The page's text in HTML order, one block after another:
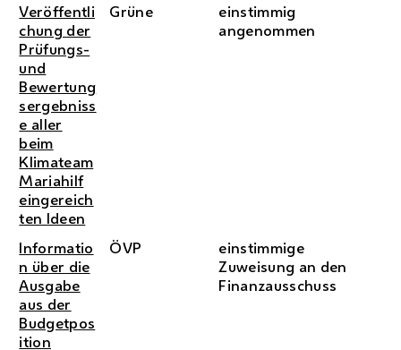
Veröffentli
chung der
Prüfungs-
und
Bewertung
sergebniss
e aller
beim
Klimateam
Mariahilf
eingereich
ten Ideen
Grüne
einstimmig
angenommen
Informatio
n über die
Ausgabe
aus der
Budgetpos
ition
ÖVP
einstimmige
Zuweisung an den
Finanzausschuss